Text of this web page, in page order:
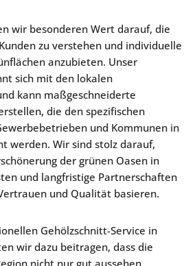
wir besonderen Wert darauf, die
zu verstehen und individuelle
anzubieten. Unser
sich mit den lokalen
kann maßgeschneiderte
die den spezifischen
und Kommunen in
werden. Wir sind stolz darauf,
der grünen Oasen in
und langfristige Partnerschaften
und Qualität basieren.
Gehölzschnitt-Service in
wir dazu beitragen, dass die
nicht nur gut aussehen,